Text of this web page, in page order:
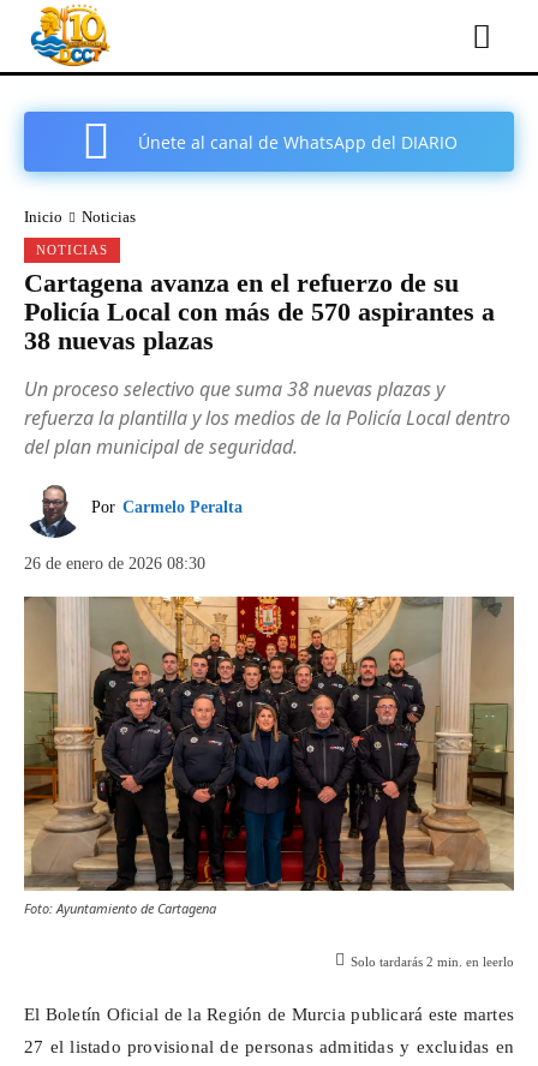
Únete al canal de WhatsApp del DIARIO
Inicio Noticias
NOTICIAS
Cartagena avanza en el refuerzo de su
Policía Local con más de 570 aspirantes a
38 nuevas plazas
Un proceso selectivo que suma 38 nuevas plazas y
refuerza la plantilla y los medios de la Policía Local dentro
del plan municipal de seguridad.
Por Carmelo Peralta
26 de enero de 2026 08:30
Foto: Ayuntamiento de Cartagena
Solo tardarás 2 min. en leerlo
El Boletín Oficial de la Región de Murcia publicará este martes
27 el listado provisional de personas admitidas y excluidas en